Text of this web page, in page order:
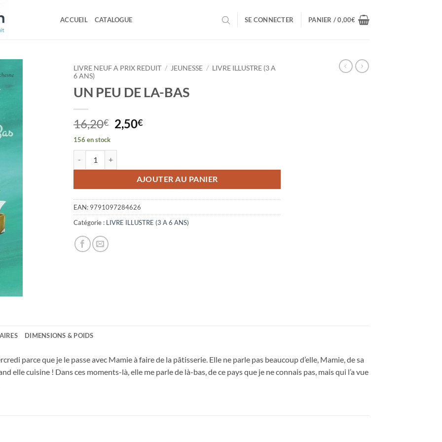
ACCUEIL CATALOGUE SE CONNECTER PANIER /0,00€
LIVRE NEUF A PRIX REDUIT / JEUNESSE / LIVRE ILLUSTRE (3 A
6 ANS)
UN PEU DE LA-BAS
16,20€ Le
prix
initial
16,20€.
2,50€Le
2,50€.
156 en stock
AJOUTER AU PANIER
EAN: 9791097284626
Catégorie : LIVRE ILLUSTRE (3 A 6 ANS)
DIMENSIONS & POIDS
parce que je le passe avec Mamie à faire de la pâtisserie. Elle ne parle pas beaucoup d’elle, Mamie, de sa
elle cuisine ! Dans ces moments-là, elle me parle de là-bas, de ce pays que je ne connais pas, mais qui l’a vue